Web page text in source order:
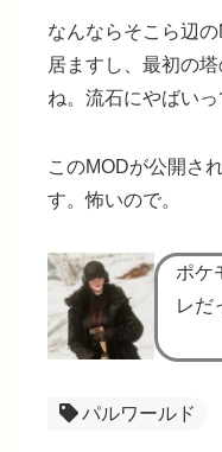
なんならそこら辺
居ますし、最初の
ね。流石にやばいっ
このMODが公開さ
す。怖いので。
ポケ
レだ
パルワールド